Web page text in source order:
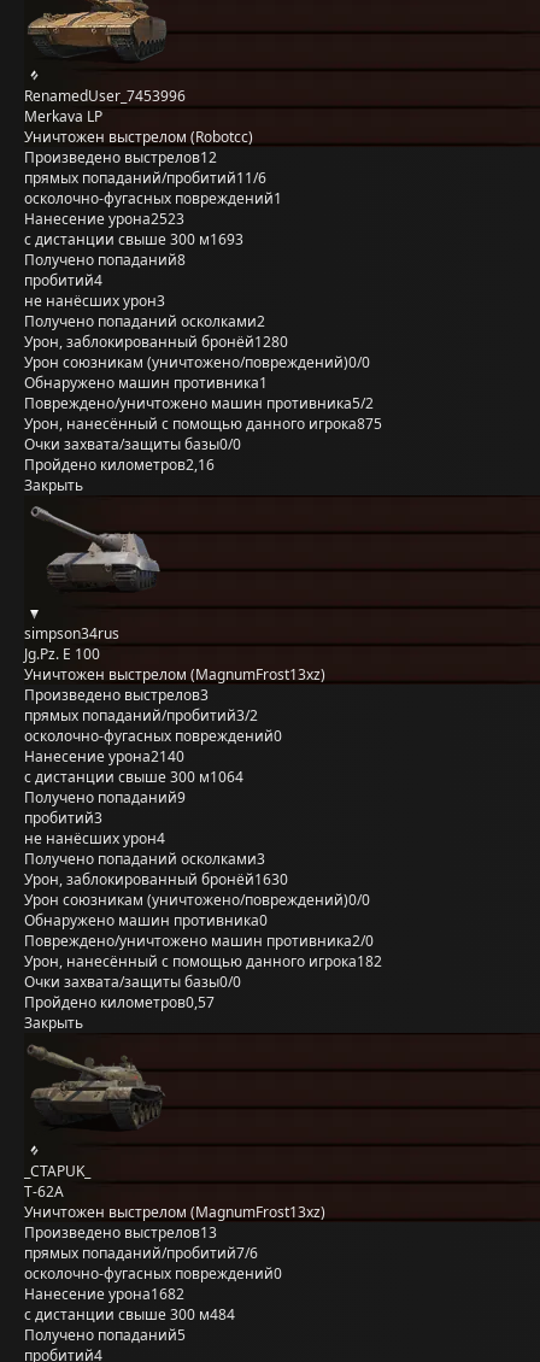
RenamedUser_7453996
Merkava LP
Уничтожен выстрелом (Robotcc)
Произведено выстрелов12
прямых попаданий/пробитий11/6
осколочно-фугасных повреждений1
Нанесение урона2523
с дистанции свыше 300 м1693
Получено попаданий8
пробитий4
не нанёсших урон3
Получено попаданий осколками2
Урон, заблокированный бронёй1280
Урон союзникам (уничтожено/повреждений)0/0
Обнаружено машин противника1
Повреждено/уничтожено машин противника5/2
Урон, нанесённый с помощью данного игрока875
Очки захвата/защиты базы0/0
Пройдено километров2,16
Закрыть
simpson34rus
Jg.Pz. E 100
Уничтожен выстрелом (MagnumFrost13xz)
Произведено выстрелов3
прямых попаданий/пробитий3/2
осколочно-фугасных повреждений0
Нанесение урона2140
с дистанции свыше 300 м1064
Получено попаданий9
пробитий3
не нанёсших урон4
Получено попаданий осколками3
Урон, заблокированный бронёй1630
Урон союзникам (уничтожено/повреждений)0/0
Обнаружено машин противника0
Повреждено/уничтожено машин противника2/0
Урон, нанесённый с помощью данного игрока182
Очки захвата/защиты базы0/0
Пройдено километров0,57
Закрыть
_CTAPUK_
Т-62А
Уничтожен выстрелом (MagnumFrost13xz)
Произведено выстрелов13
прямых попаданий/пробитий7/6
осколочно-фугасных повреждений0
Нанесение урона1682
с дистанции свыше 300 м484
Получено попаданий5
пробитий4